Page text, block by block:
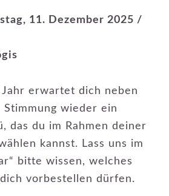
11. Dezember 2025 /
erwartet dich neben
wieder ein
das du im Rahmen deiner
kannst. Lass uns im
bitte wissen, welches
vorbestellen dürfen.